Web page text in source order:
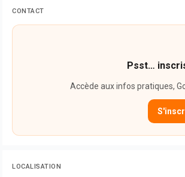
CONTACT
Psst…
Accède aux infos pratiques,
LOCALISATION